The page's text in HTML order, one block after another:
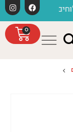
כפוף לתקנון
0